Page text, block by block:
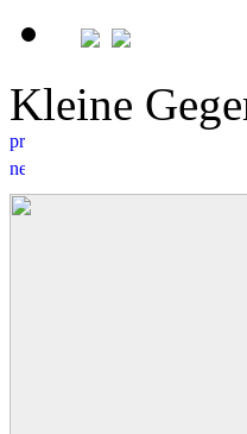
Kleine